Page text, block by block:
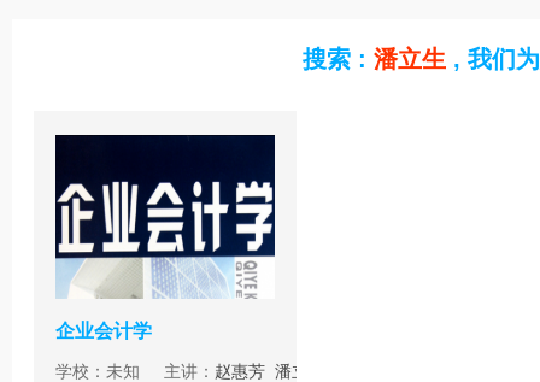
搜索 : 潘立生 , 我们
企业会计学
学校：未知 主讲： 赵惠芳 潘立